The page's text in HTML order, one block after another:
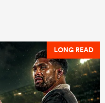
LONG READ